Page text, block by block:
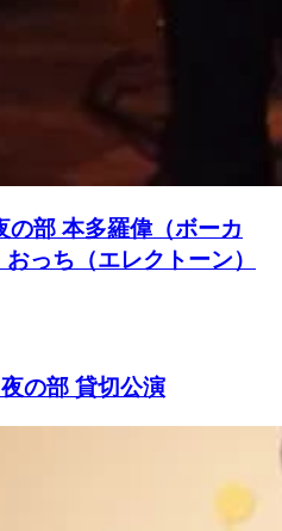
部 本多羅偉（ボーカ
っち（エレクトーン）
の部 貸切公演